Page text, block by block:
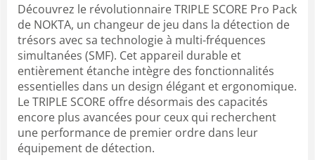
Découvrez le révolutionnaire TRIPLE SCORE Pro Pack
de NOKTA, un changeur de jeu dans la détection de
trésors avec sa technologie à multi-fréquences
simultanées (SMF). Cet appareil durable et
entièrement étanche intègre des fonctionnalités
essentielles dans un design élégant et ergonomique.
Le TRIPLE SCORE offre désormais des capacités
encore plus avancées pour ceux qui recherchent
une performance de premier ordre dans leur
équipement de détection.